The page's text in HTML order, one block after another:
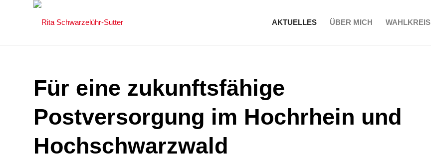
AKTUELLES ÜBER MICH WAHLKREIS
Für eine zukunftsfähige
Postversorgung im Hochrhein und
Hochschwarzwald